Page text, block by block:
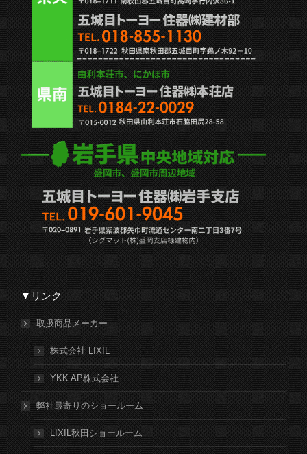
▼リンク
取扱商品メーカー
株式会社 LIXIL
YKK AP株式会社
弊社最寄りのショールーム
LIXIL秋田ショールーム